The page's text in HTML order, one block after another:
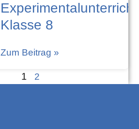
Experimentalunterricht
Klasse 8
Zum Beitrag »
1 2